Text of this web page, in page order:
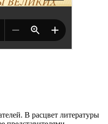
В расцвет литературы